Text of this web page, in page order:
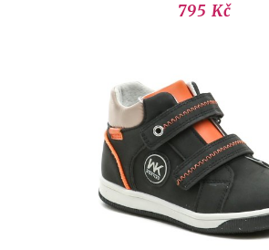
795 Kč